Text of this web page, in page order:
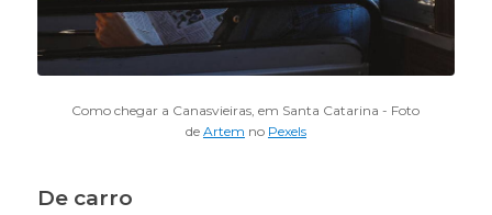
Como chegar a Canasvieiras, em Santa Catarina - Foto
de Artem no Pexels
De carro